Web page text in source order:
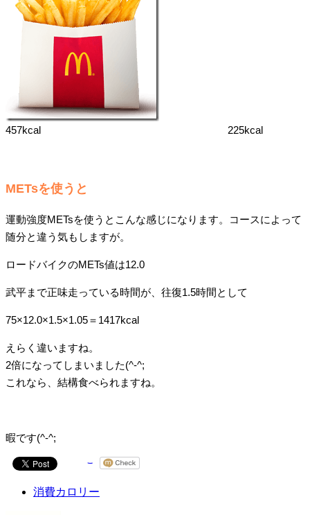
457kcal 225kcal
METsを使うと
運動強度METsを使うとこんな感じになります。コースによって
随分と違う気もしますが。
ロードバイクのMETs値は12.0
武平まで正味走っている時間が、往復1.5時間として
75×12.0×1.5×1.05＝1417kcal
えらく違いますね。
2倍になってしまいました(^-^;
これなら、結構食べられますね。
暇です(^-^;
消費カロリー